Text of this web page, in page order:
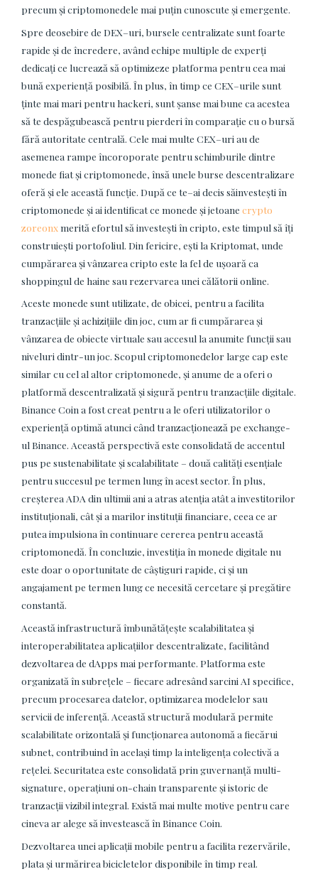
precum și criptomonedele mai puțin cunoscute și emergente.
Spre deosebire de DEX–uri, bursele centralizate sunt foarte
rapide și de încredere, având echipe multiple de experți
dedicați ce lucrează să optimizeze platforma pentru cea mai
bună experiență posibilă. În plus, în timp ce CEX–urile sunt
ținte mai mari pentru hackeri, sunt șanse mai bune ca acestea
să te despăgubească pentru pierderi în comparație cu o bursă
fără autoritate centrală. Cele mai multe CEX–uri au de
asemenea rampe încoroporate pentru schimburile dintre
monede fiat și criptomonede, însă unele burse descentralizare
oferă și ele această funcție. După ce te–ai decis săinvestești în
criptomonede și ai identificat ce monede și jetoane crypto
zoreonxmerită efortul să investești în cripto, este timpul să îți
construiești portofoliul. Din fericire, ești la Kriptomat, unde
cumpărarea și vânzarea cripto este la fel de ușoară ca
shoppingul de haine sau rezervarea unei călătorii online.
Aceste monede sunt utilizate, de obicei, pentru a facilita
tranzacțiile și achizițiile din joc, cum ar fi cumpărarea și
vânzarea de obiecte virtuale sau accesul la anumite funcții sau
niveluri dintr-un joc. Scopul criptomonedelor large cap este
similar cu cel al altor criptomonede, și anume de a oferi o
platformă descentralizată și sigură pentru tranzacțiile digitale.
Binance Coin a fost creat pentru a le oferi utilizatorilor o
experiență optimă atunci când tranzacționează pe exchange-
ul Binance. Această perspectivă este consolidată de accentul
pus pe sustenabilitate și scalabilitate – două calități esențiale
pentru succesul pe termen lung în acest sector. În plus,
creșterea ADA din ultimii ani a atras atenția atât a investitorilor
instituționali, cât și a marilor instituții financiare, ceea ce ar
putea impulsiona în continuare cererea pentru această
criptomonedă. În concluzie, investiția în monede digitale nu
este doar o oportunitate de câștiguri rapide, ci și un
angajament pe termen lung ce necesită cercetare și pregătire
constantă.
Această infrastructură îmbunătățește scalabilitatea și
interoperabilitatea aplicațiilor descentralizate, facilitând
dezvoltarea de dApps mai performante. Platforma este
organizată în subrețele – fiecare adresând sarcini AI specifice,
precum procesarea datelor, optimizarea modelelor sau
servicii de inferență. Această structură modulară permite
scalabilitate orizontală și funcționarea autonomă a fiecărui
subnet, contribuind în același timp la inteligența colectivă a
rețelei. Securitatea este consolidată prin guvernanță multi-
signature, operațiuni on-chain transparente și istoric de
tranzacții vizibil integral. Există mai multe motive pentru care
cineva ar alege să investească în Binance Coin.
Dezvoltarea unei aplicații mobile pentru a facilita rezervările,
plata și urmărirea bicicletelor disponibile în timp real.